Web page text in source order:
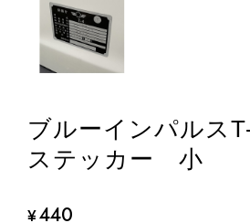
ブルーインパルス
ステッカー 小
¥440